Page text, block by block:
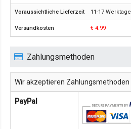
11-17 Werktage
€ 4.99
Zahlungsmethoden
Wir akzeptieren Zahlungsmethoden
PayPal